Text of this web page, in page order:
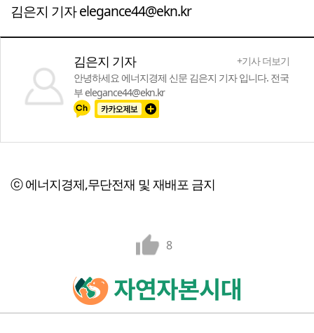
김은지 기자 elegance44@ekn.kr
김은지 기자
+기사 더보기
안녕하세요 에너지경제 신문 김은지 기자 입니다. 전국
부 elegance44@ekn.kr
ⓒ 에너지경제,무단전재 및 재배포 금지
8